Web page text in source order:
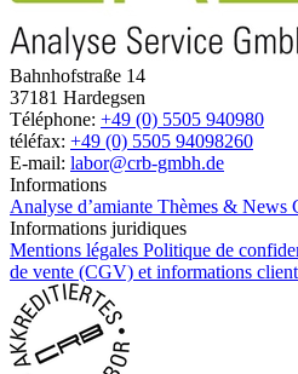
Bahnhofstraße 14
37181 Hardegsen
Téléphone: +49 (0) 5505 940980
téléfax: +49 (0) 5505 94098260
E-mail: labor@crb-gmbh.de
Informations
Analyse d’amiante Thèmes & News
Informations juridiques
Mentions légales Politique de
de vente (CGV) et informations client